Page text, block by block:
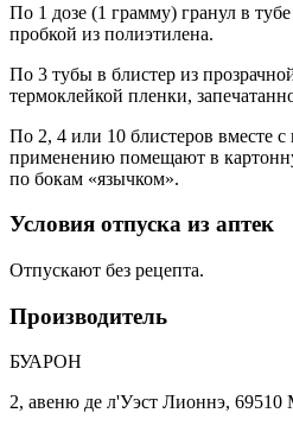
По 1 дозе (1 грамму) гранул в
пробкой из полиэтилена.
По 3 тубы в блистер из
термоклейкой пленки,
По 2, 4 или 10 блистеров вместе
применению помещают в
по бокам «язычком».
Условия отпуска из аптек
Отпускают без рецепта.
Производитель
БУАРОН
2, авеню де л'Уэст Лионнэ,